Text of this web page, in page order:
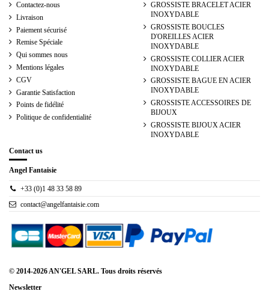
Contactez-nous
Livraison
Paiement sécurisé
Remise Spéciale
Qui sommes nous
Mentions légales
CGV
Garantie Satisfaction
Points de fidélité
Politique de confidentialité
GROSSISTE BRACELET ACIER
INOXYDABLE
GROSSISTE BOUCLES
D'OREILLES ACIER
INOXYDABLE
GROSSISTE COLLIER ACIER
INOXYDABLE
GROSSISTE BAGUE EN ACIER
INOXYDABLE
GROSSISTE ACCESSOIRES DE
BIJOUX
GROSSISTE BIJOUX ACIER
INOXYDABLE
Contact us
Angel Fantaisie
+33 (0)1 48 33 58 89
contact@angelfantaisie.com
© 2014-2026 AN'GEL SARL. Tous droits réservés
Newsletter